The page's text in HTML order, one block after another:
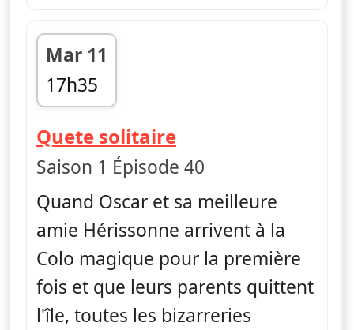
Mar 11
17h35
fin 17h45
Quete solitaire— Craig de la
Saison 1 Épisode 40
Quand Oscar et sa meilleure
amie Hérissonne arrivent à la
Colo magique pour la première
fois et que leurs parents quittent
l'île, toutes les bizarreries